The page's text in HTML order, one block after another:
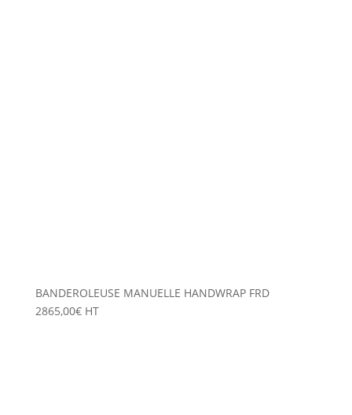
BANDEROLEUSE MANUELLE HANDWRAP FRD
2865,00€ HT